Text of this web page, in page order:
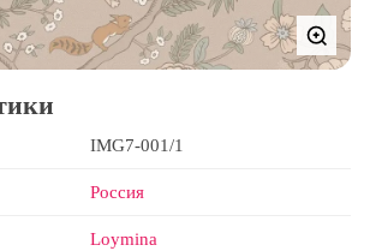
IMG7-001/1
Россия
Loymina